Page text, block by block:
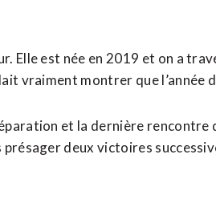
Elle est née en 2019 et on a
vraiment montrer que l’année
et la dernière rencontre
deux victoires